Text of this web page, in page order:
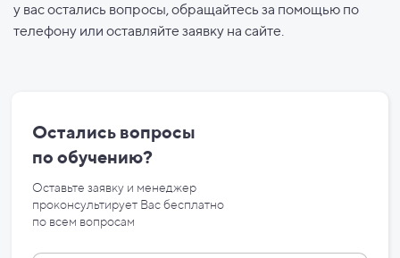
у вас остались вопросы, обращайтесь за помощью по
телефону или оставляйте заявку на сайте.
Остались вопросы
по обучению?
Оставьте заявку и менеджер
проконсультирует Вас бесплатно
по всем вопросам